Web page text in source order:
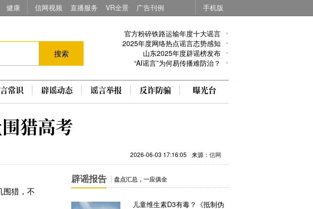
健康 信网视频 直播服务 VR全景 广告刊例 手机版
搜索
官方粉碎铁路运输年度十大谣言
2025年度网络热点谣言态势感知
山东2025年度辟谣榜发布
“AI谣言”为何易传播难防治？
常识 辟谣动态 谣言举报 反诈防骗 曝光台
猎高考
2026-06-03 17:16:05 来源： 信网
围猎，不
辟谣报告 盘点汇总，一应俱全
儿童维生素D3有毒？《抵制伪